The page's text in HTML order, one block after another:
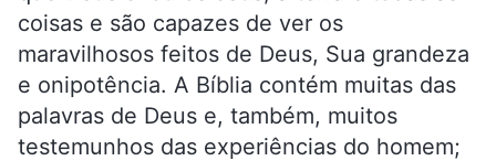
coisas e são capazes de ver os
maravilhosos feitos de Deus, Sua grandeza
e onipotência. A Bíblia contém muitas das
palavras de Deus e, também, muitos
testemunhos das experiências do homem;